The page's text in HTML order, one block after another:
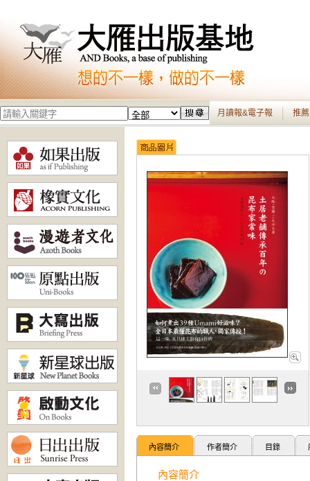
月讀報&電子報 推
內容簡介 作者簡介 目錄
內容簡介